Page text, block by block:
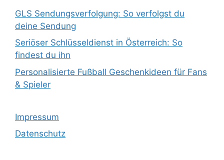
GLS Sendungsverfolgung: So verfolgst du
deine Sendung
Seriöser Schlüsseldienst in Österreich: So
findest du ihn
Personalisierte Fußball Geschenkideen für Fans
& Spieler
Impressum
Datenschutz